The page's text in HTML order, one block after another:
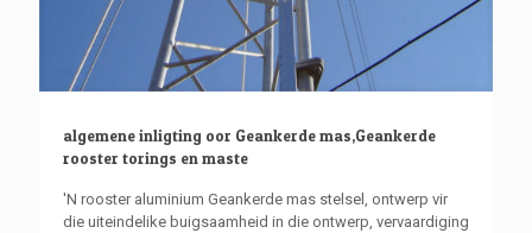
algemene inligting oor Geankerde mas,Geankerde
rooster torings en maste
'N rooster aluminium Geankerde mas stelsel, ontwerp vir
die uiteindelike buigsaamheid in die ontwerp, vervaardiging